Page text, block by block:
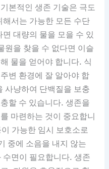
본적인 생존 기술은 극도
서는 가능한 모든 수단
대량의 물을 모을 수 있
원을 찾을 수 없다면 이슬
물을 얻어야 합니다. 식
변 환경에 잘 알아야 합
사냥하여 단백질을 보충
할 수 있습니다. 생존을
마련하는 것이 중요합니
가능한 임시 보호소로
중에 소음을 내지 않는
면이 필요합니다. 생존